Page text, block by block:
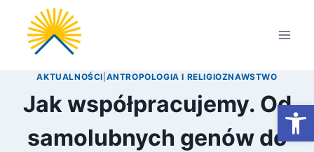
Przejdź
treści
AKTUALNOŚCI ANTROPOLOGIA I RELIGIOZNAWSTWO
Jak współpracujemy. Od
samolubnych genów do